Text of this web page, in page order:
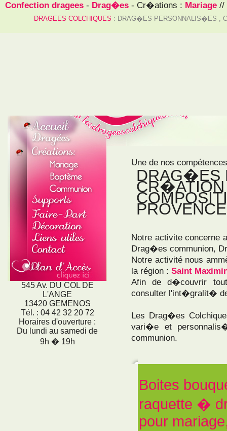
Confection dragees - Drag�es - Cr�ations : Mariage //
DRAGEES COLCHIQUES : DRAG�ES PERSONNALIS�ES ,
545 Av. DU COL DE
L'ANGE
13420 GEMENOS
Tél. : 04 42 32 20 72
Horaires d'ouverture :
Du lundi au samedi de
9h � 19h
Une de nos
DRAG�ES
CR�ATION
PROVENCE
Notre activite concerne
Drag�es communion,
Notre activité nous
la région : Saint
Afin de d�couvrir
consulter l'int�gralit�
Les Drag�es
vari�e et
communion.
Boites
raquette �
pour